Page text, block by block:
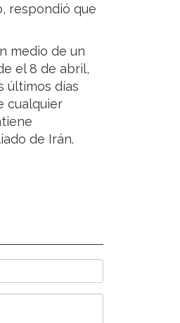
respondió que
medio de un
el 8 de abril,
últimos días
cualquier
de Irán.